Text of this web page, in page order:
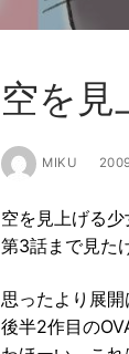
空を見
MIKU
空を見上げる少
第3話まで見た
思ったより展開
後半2作目の